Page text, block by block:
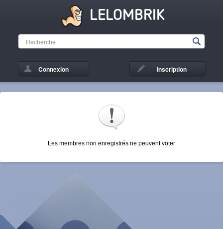
LELOMBRIK
Connexion Inscription
Les membres non enregistrés ne peuvent voter